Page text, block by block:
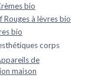
bio
Rouges à lèvres bio
bio
corps
de
maison